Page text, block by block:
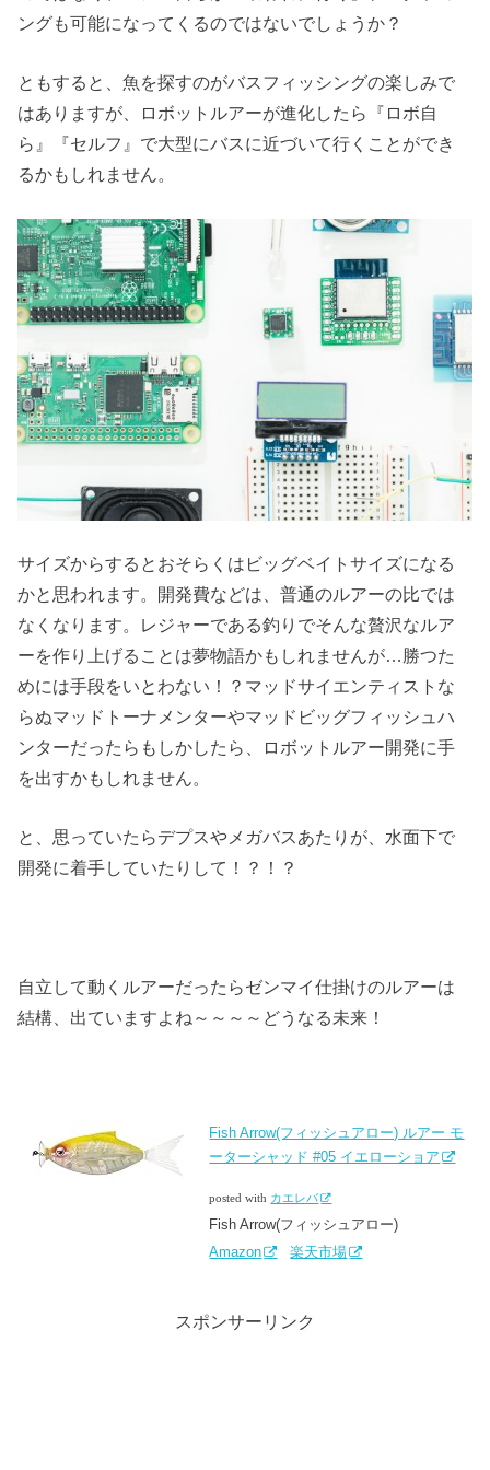
ングも可能になってくるのではないでしょうか？
ともすると、魚を探すのがバスフィッシングの楽しみで
はありますが、ロボットルアーが進化したら『ロボ自
ら』『セルフ』で大型にバスに近づいて行くことができ
るかもしれません。
サイズからするとおそらくはビッグベイトサイズになる
かと思われます。開発費などは、普通のルアーの比では
なくなります。レジャーである釣りでそんな贅沢なルア
ーを作り上げることは夢物語かもしれませんが…勝つた
めには手段をいとわない！？マッドサイエンティストな
らぬマッドトーナメンターやマッドビッグフィッシュハ
ンターだったらもしかしたら、ロボットルアー開発に手
を出すかもしれません。
と、思っていたらデプスやメガバスあたりが、水面下で
開発に着手していたりして！？！？
自立して動くルアーだったらゼンマイ仕掛けのルアーは
結構、出ていますよね～～～～どうなる未来！
Fish Arrow(フィッシュアロー) ルアー モ
ーターシャッド #05 イエローショア
posted with カエレバ
Fish Arrow(フィッシュアロー)
Amazon
楽天市場
スポンサーリンク